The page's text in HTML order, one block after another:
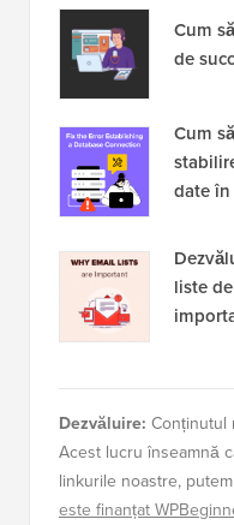
Cum
de
Cum
date în
liste
Dezvăluire: Conținutul
Acest lucru înseamnă
linkurile noastre,
este finanțat